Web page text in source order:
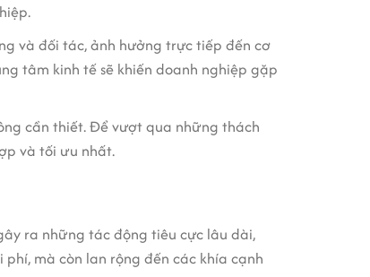
và đối tác, ảnh hưởng trực tiếp đến cơ
tâm kinh tế sẽ khiến doanh nghiệp gặp
cần thiết. Để vượt qua những thách
và tối ưu nhất.
ra những tác động tiêu cực lâu dài,
mà còn lan rộng đến các khía cạnh